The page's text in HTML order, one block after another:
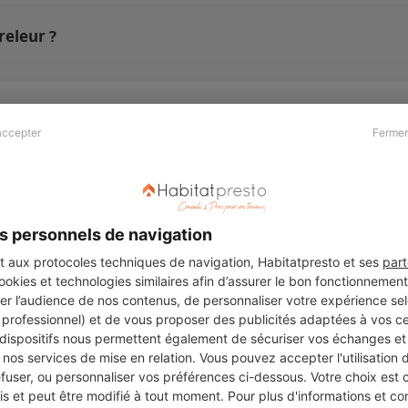
personnels de navigation
aux protocoles techniques de navigation, Habitatpresto et ses
et technologies similaires afin d’assurer le bon
l’audience de nos contenus, de personnaliser votre expérience
et de vous proposer des publicités adaptées à vos
nous permettent également de sécuriser vos échanges
services de mise en relation. Vous pouvez accepter l'utilisation
ou personnaliser vos préférences ci-dessous. Votre choix est
et peut être modifié à tout moment. Pour plus d'informations et
?
Revue de presse
Légal
Charte cookies
Suivez-nous